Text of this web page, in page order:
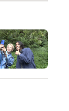
MBSラグビー